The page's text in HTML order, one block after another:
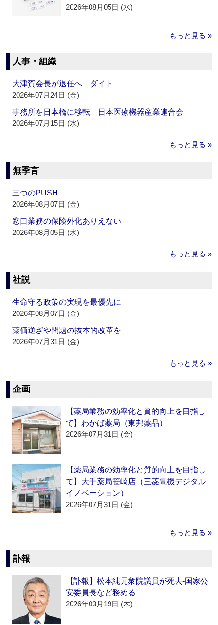
2026年08月05日 (水)
もっと見る »
人事・組織
大津賀会長が退任へ ダイト
2026年07月24日 (金)
事務所を日本橋に移転 日本医療機器産業連合会
2026年07月15日 (水)
もっと見る »
無季言
三つのPUSH
2026年08月07日 (金)
窓口業務の保険外化ありえない
2026年08月05日 (水)
もっと見る »
社説
生命守る政策の実現を最優先に
2026年08月07日 (金)
薬価逆ざや問題の抜本的改革を
2026年07月31日 (金)
もっと見る »
企画
【薬局業務の効率化と質的向上を目指し
て】わかば薬局（東邦薬品）
2026年07月31日 (金)
【薬局業務の効率化と質的向上を目指し
て】大手薬局笹崎店（三菱電機デジタル
イノベーション）
2026年07月31日 (金)
もっと見る »
訃報
【訃報】松本純元衆院議員が死去‐国家公
安委員長など務める
2026年03月19日 (木)